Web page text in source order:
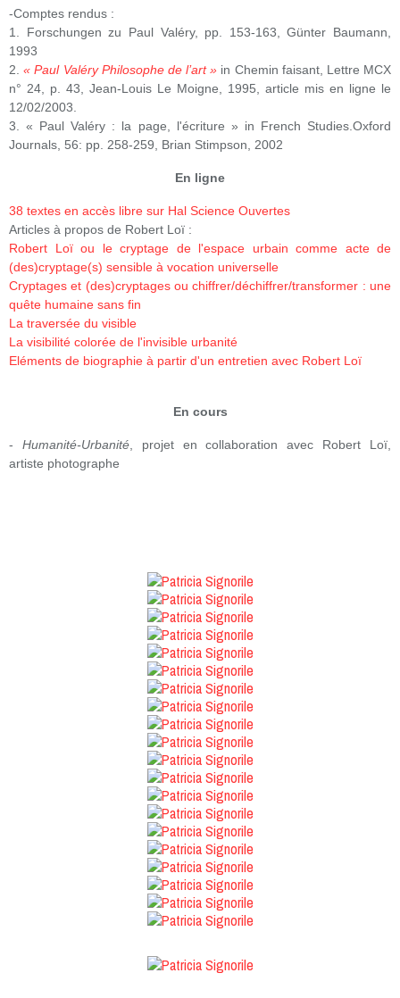
-Comptes rendus :
1. Forschungen zu Paul Valéry, pp. 153-163, Günter Baumann,
1993
2.« Paul Valéry Philosophe de l’art » in Chemin faisant, Lettre MCX
n° 24, p. 43, Jean-Louis Le Moigne, 1995, article mis en ligne le
12/02/2003.
3. « Paul Valéry : la page, l'écriture » in French Studies.Oxford
Journals, 56: pp. 258-259, Brian Stimpson, 2002
En ligne
38 textes en accès libre sur Hal Science Ouvertes
Articles à propos de Robert Loï :
Robert Loï ou le cryptage de l'espace urbain comme acte de
(des)cryptage(s) sensible à vocation universelle
Cryptages et (des)cryptages ou chiffrer/déchiffrer/transformer : une
quête humaine sans fin
La traversée du visible
La visibilité colorée de l'invisible urbanité
Eléments de biographie à partir d'un entretien avec Robert Loï
En cours
- Humanité-Urbanité, projet en collaboration avec Robert Loï,
artiste photographe